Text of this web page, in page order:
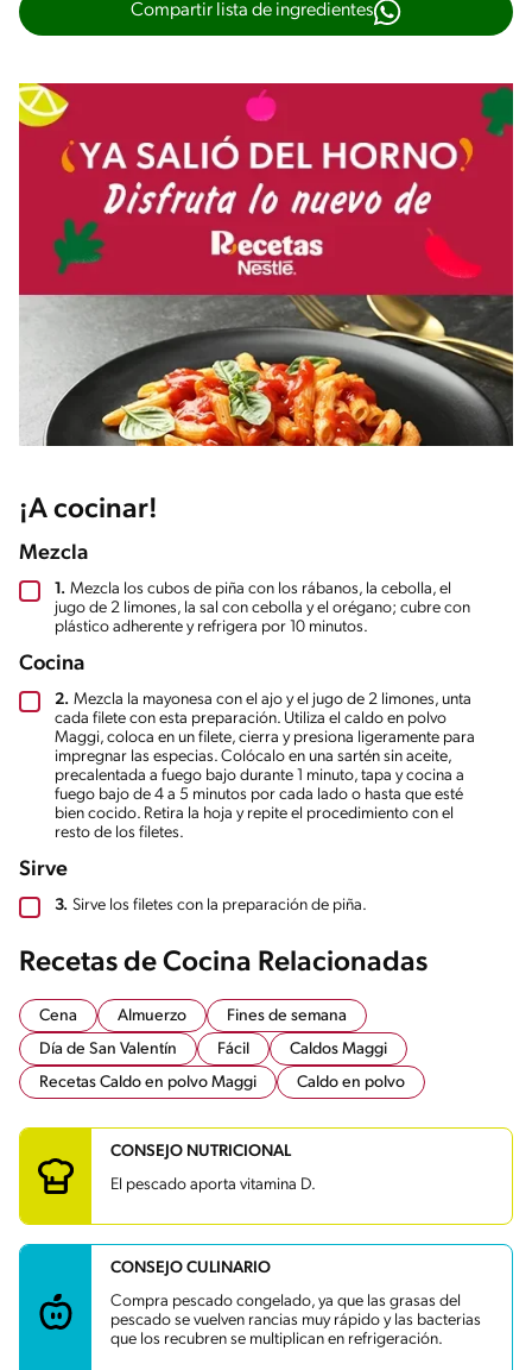
Compartir lista de ingredientes
¡A cocinar!
Mezcla
1. Mezcla los cubos de piña con los rábanos, la cebolla, el
jugo de 2 limones, la sal con cebolla y el orégano; cubre con
plástico adherente y refrigera por 10 minutos.
Cocina
2. Mezcla la mayonesa con el ajo y el jugo de 2 limones, unta
cada filete con esta preparación. Utiliza el caldo en polvo
Maggi, coloca en un filete, cierra y presiona ligeramente para
impregnar las especias. Colócalo en una sartén sin aceite,
precalentada a fuego bajo durante 1 minuto, tapa y cocina a
fuego bajo de 4 a 5 minutos por cada lado o hasta que esté
bien cocido. Retira la hoja y repite el procedimiento con el
resto de los filetes.
Sirve
3. Sirve los filetes con la preparación de piña.
Recetas de Cocina Relacionadas
Cena Almuerzo
Fines de semana
Día de San Valentín
Fácil
Caldos Maggi
Recetas Caldo en polvo Maggi
Caldo en polvo
CONSEJO NUTRICIONAL
El pescado aporta vitamina D.
CONSEJO CULINARIO
Compra pescado congelado, ya que las grasas del
pescado se vuelven rancias muy rápido y las bacterias
que los recubren se multiplican en refrigeración.